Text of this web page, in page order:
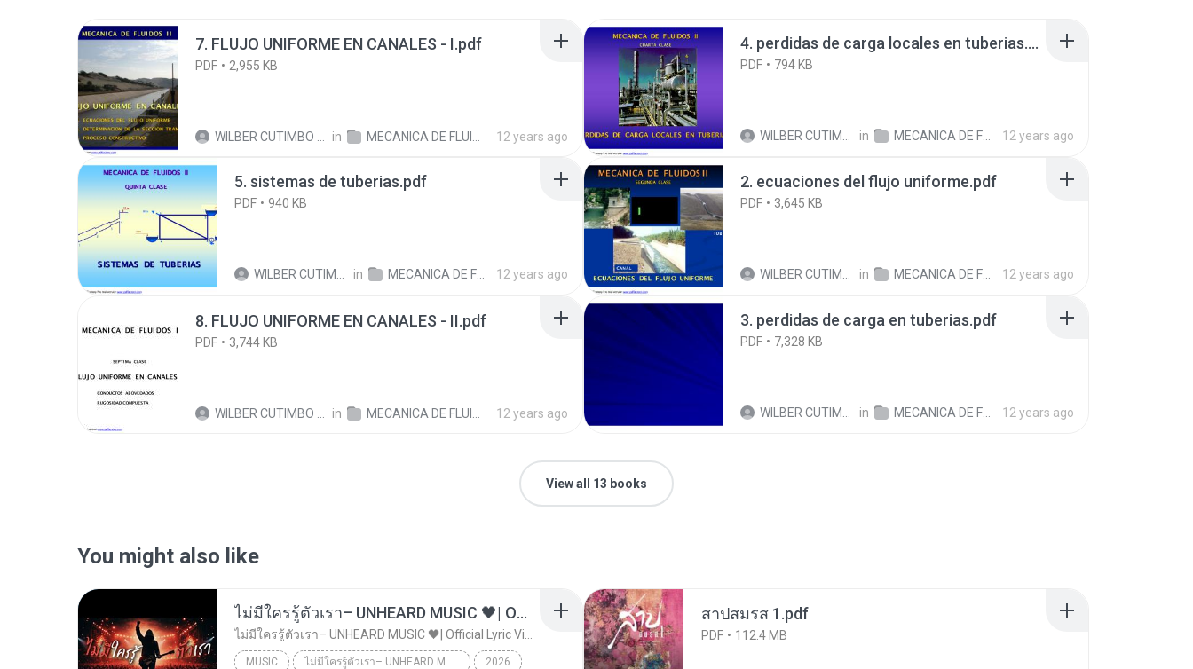
7. FLUJO UNIFORME EN CANALES - I.pdf
PDF 2,955 KB
WILBER CUTIMBO CHOQUE C. in MECANICA DE FLUIDOS - UNI 12 years ago
4. perdidas de carga locales en tuberias.pdf
PDF 794 KB
WILBER CUTIMBO CHOQUE C. in MECANICA DE FLUIDOS - UNI 12 years ago
5. sistemas de tuberias.pdf
PDF 940 KB
WILBER CUTIMBO CHOQUE C. in MECANICA DE FLUIDOS - UNI 12 years ago
2. ecuaciones del flujo uniforme.pdf
PDF 3,645 KB
WILBER CUTIMBO CHOQUE C. in MECANICA DE FLUIDOS - UNI 12 years ago
8. FLUJO UNIFORME EN CANALES - II.pdf
PDF 3,744 KB
WILBER CUTIMBO CHOQUE C. in MECANICA DE FLUIDOS - UNI 12 years ago
3. perdidas de carga en tuberias.pdf
PDF 7,328 KB
WILBER CUTIMBO CHOQUE C. in MECANICA DE FLUIDOS - UNI 12 years ago
View all 13 books
You might also like
ไม่มีใครรู้ตัวเรา– UNHEARD MUSIC 🖤| Official Lyric Video | เพลงสู้ชีวิต
MUSIC ไม่มีใครรู้ตัวเรา– UNHEARD MUSIC 🖤| Official Lyric Video | เพลงสู้ชีวิต 2026
สาปสมรส 1.pdf
PDF 112.4 MB